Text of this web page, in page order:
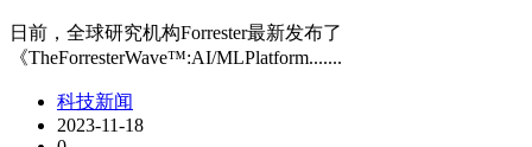
日前，全球研究机构Forrester最新发布了
《TheForresterWave™:AI/MLPlatform.......
科技新闻
2023-11-18